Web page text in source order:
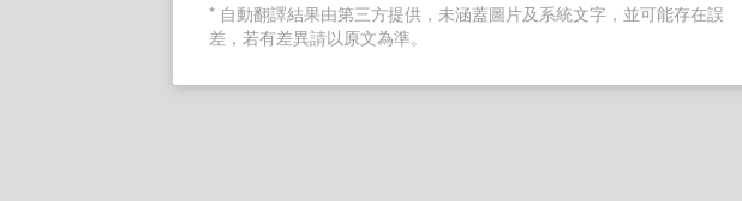
* 自動翻譯結果由第三方提供，未涵蓋圖片及系統文字，並可能存在誤
差，若有差異請以原文為準。